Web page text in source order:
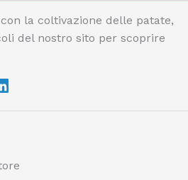
la coltivazione delle patate,
del nostro sito per scoprire